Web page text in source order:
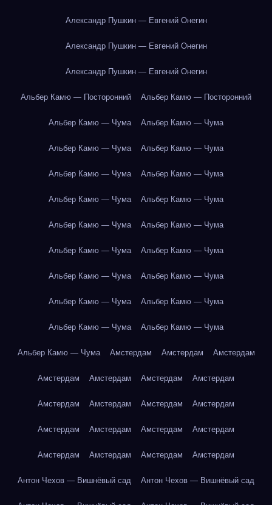
Александр Пушкин — Евгений Онегин
Александр Пушкин — Евгений Онегин
Александр Пушкин — Евгений Онегин
Альбер Камю — Посторонний Альбер Камю — Посторонний
Альбер Камю — Чума Альбер Камю — Чума
Альбер Камю — Чума Альбер Камю — Чума
Альбер Камю — Чума Альбер Камю — Чума
Альбер Камю — Чума Альбер Камю — Чума
Альбер Камю — Чума Альбер Камю — Чума
Альбер Камю — Чума Альбер Камю — Чума
Альбер Камю — Чума Альбер Камю — Чума
Альбер Камю — Чума Альбер Камю — Чума
Альбер Камю — Чума Альбер Камю — Чума
Альбер Камю — Чума Амстердам Амстердам Амстердам
Амстердам Амстердам Амстердам Амстердам
Амстердам Амстердам Амстердам Амстердам
Амстердам Амстердам Амстердам Амстердам
Амстердам Амстердам Амстердам Амстердам
Антон Чехов — Вишнёвый сад Антон Чехов — Вишнёвый сад